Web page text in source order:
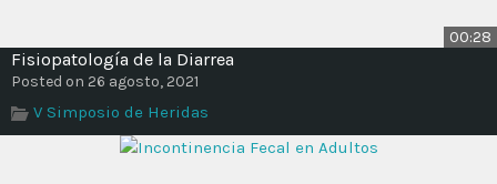
00:28
Fisiopatología de la Diarrea
Posted on 26 agosto, 2021
V Simposio de Heridas